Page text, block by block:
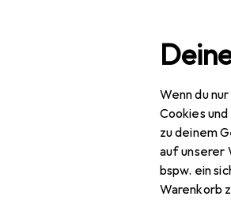
Wenn du
Cookies
zu deinem
auf unserer
bspw. ein
Warenkorb
Navigation nach Kategorien